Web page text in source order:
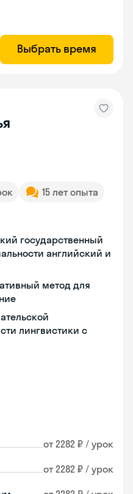
Выбрать время
15 лет опыта
государственный
английский и
метод для
лингвистики с
от 2282 ₽ / урок
от 2282 ₽ / урок